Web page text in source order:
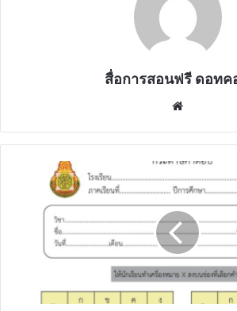
สื่อการสอนฟรี ดอทค
ดาวน์โหลด